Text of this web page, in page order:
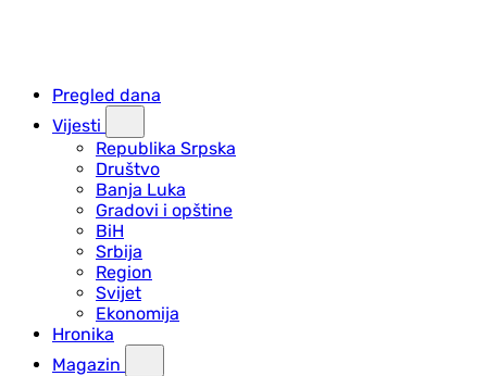
Pregled dana
Vijesti
Republika Srpska
Društvo
Banja Luka
Gradovi i opštine
BiH
Srbija
Region
Svijet
Ekonomija
Hronika
Magazin